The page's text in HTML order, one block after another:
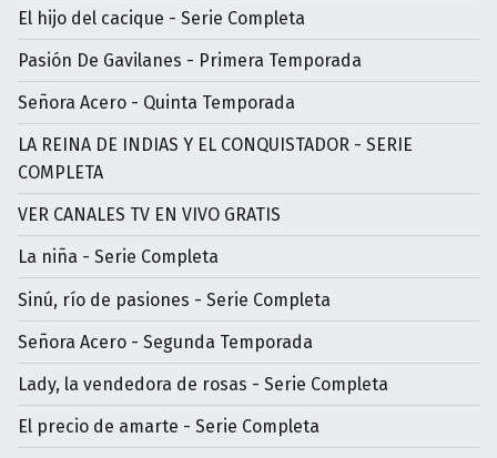
El hijo del cacique - Serie Completa
Pasión De Gavilanes - Primera Temporada
Señora Acero - Quinta Temporada
LA REINA DE INDIAS Y EL CONQUISTADOR - SERIE
COMPLETA
VER CANALES TV EN VIVO GRATIS
La niña - Serie Completa
Sinú, río de pasiones - Serie Completa
Señora Acero - Segunda Temporada
Lady, la vendedora de rosas - Serie Completa
El precio de amarte - Serie Completa